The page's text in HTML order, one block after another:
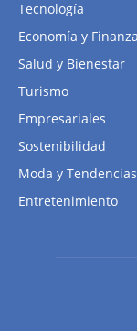
Tecnología
Economía y
Salud y Bienestar
Turismo
Empresariales
Sostenibilidad
Moda y Tendencias
Entretenimiento